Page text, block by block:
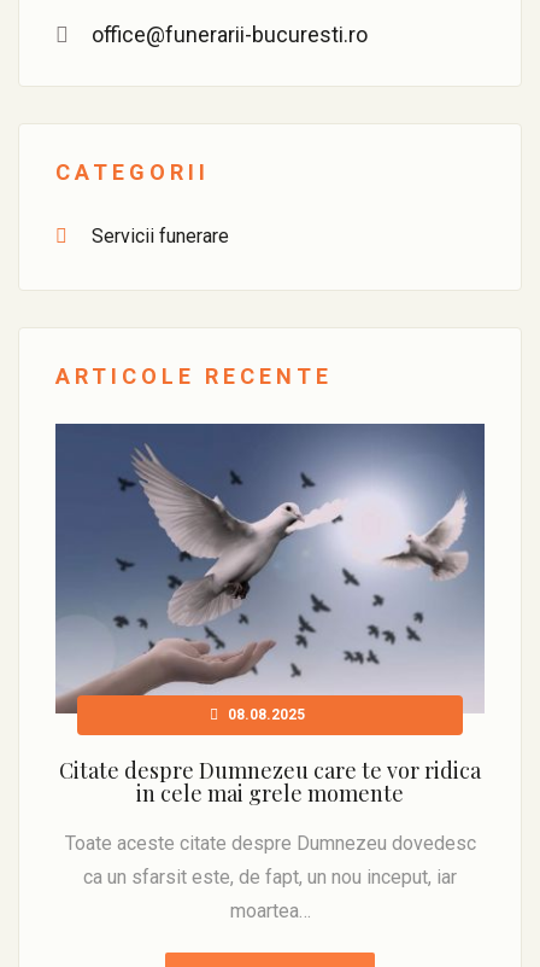
office@funerarii-bucuresti.ro
CATEGORII
Servicii funerare
ARTICOLE RECENTE
08.08.2025
Citate despre Dumnezeu care te vor ridica
in cele mai grele momente
Toate aceste citate despre Dumnezeu dovedesc
ca un sfarsit este, de fapt, un nou inceput, iar
moartea…